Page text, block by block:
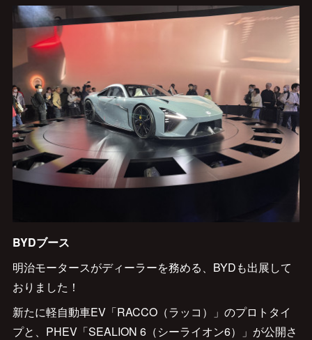
BYDブース
明治モータースがディーラーを務める、BYDも出展して
おりました！
新たに軽自動車EV「RACCO（ラッコ）」のプロトタイ
プと、PHEV「SEALION 6（シーライオン6）」が公開さ